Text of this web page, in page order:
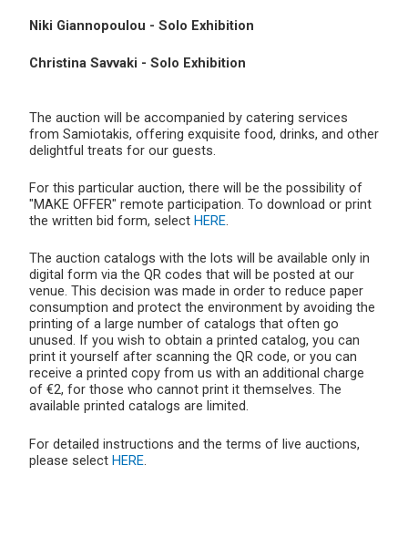
Niki Giannopoulou - Solo Exhibition
Christina Savvaki - Solo Exhibition
The auction will be accompanied by catering services
from Samiotakis, offering exquisite food, drinks, and other
delightful treats for our guests.
For this particular auction, there will be the possibility of
"MAKE OFFER" remote participation. To download or print
the written bid form, select HERE.
The auction catalogs with the lots will be available only in
digital form via the QR codes that will be posted at our
venue. This decision was made in order to reduce paper
consumption and protect the environment by avoiding the
printing of a large number of catalogs that often go
unused. If you wish to obtain a printed catalog, you can
print it yourself after scanning the QR code, or you can
receive a printed copy from us with an additional charge
of €2, for those who cannot print it themselves. The
available printed catalogs are limited.
For detailed instructions and the terms of live auctions,
please select HERE.